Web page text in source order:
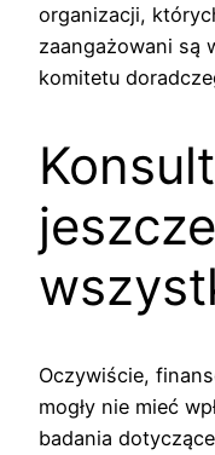
organizacji,
zaangażowani są
komitetu
Oczywiście,
mogły nie mieć
badania